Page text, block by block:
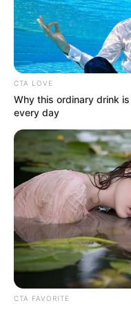
favor,
ACTIVAR AHORA
TEMAS
EMERGENCIAS
METRO DE
ELECCIONES
MARINILLA -
YONDÓ -
CTA LOVE
Why this ordinary drink
every day
CTA FAVORITE